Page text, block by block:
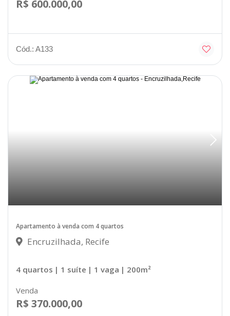
R$ 600.000,00
Cód.: A133
Apartamento à venda com 4 quartos
Encruzilhada, Recife
4 quartos | 1 suíte | 1 vaga | 200m²
Venda
R$ 370.000,00